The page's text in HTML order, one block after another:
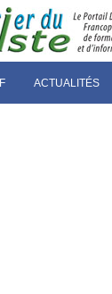
ACTUALITÉS